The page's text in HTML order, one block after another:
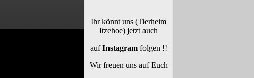
Ihr könnt uns (Tierheim
Itzehoe) jetzt auch
aufInstagramfolgen !!
Wir freuen uns auf Euch